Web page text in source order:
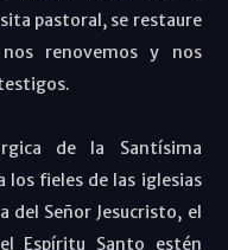
pastoral, se restaure
renovemos y nos
de la Santísima
los fieles de las iglesias
Señor Jesucristo, el
Espíritu Santo estén